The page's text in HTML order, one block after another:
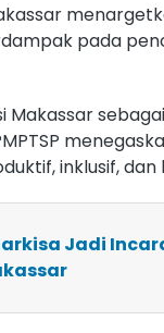
pada
Makassar
inklusif, dan
Jadi